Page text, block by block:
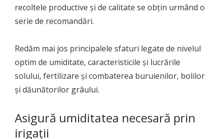
recoltele productive și de calitate se obțin urmând o
serie de recomandări.
Redăm mai jos principalele sfaturi legate de nivelul
optim de umiditate, caracteristicile și lucrările
solului, fertilizare și combaterea buruienilor, bolilor
și dăunătorilor grâului.
Asigură umiditatea necesară prin
irigații